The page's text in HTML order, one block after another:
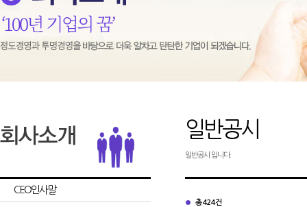
CEO인사말
일반공시
일반공시 입니다.
총 424건